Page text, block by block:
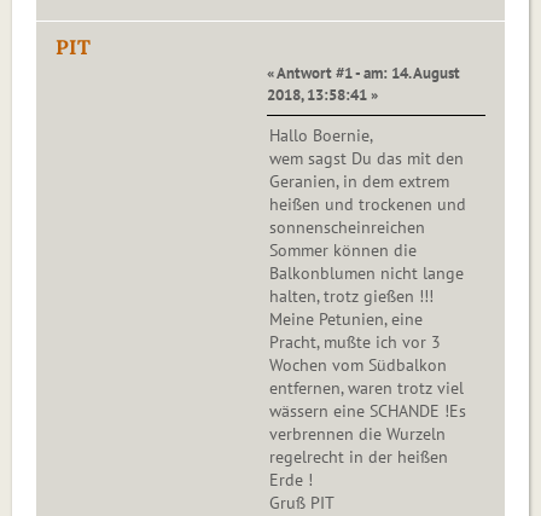
PIT
« Antwort #1 - am: 14. August
2018, 13:58:41 »
Hallo Boernie,
wem sagst Du das mit den
Geranien, in dem extrem
heißen und trockenen und
sonnenscheinreichen
Sommer können die
Balkonblumen nicht lange
halten, trotz gießen !!!
Meine Petunien, eine
Pracht, mußte ich vor 3
Wochen vom Südbalkon
entfernen, waren trotz viel
wässern eine SCHANDE !Es
verbrennen die Wurzeln
regelrecht in der heißen
Erde !
Gruß PIT